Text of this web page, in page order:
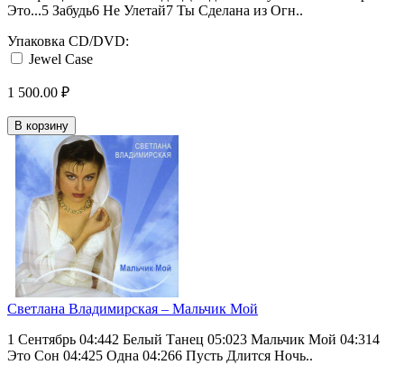
Это...5 Забудь6 Не Улетай7 Ты Сделана из Огн..
Упаковка CD/DVD:
Jewel Case
1 500.00 ₽
В корзину
Светлана Владимирская ‎– Мальчик Мой
1 Сентябрь 04:442 Белый Танец 05:023 Мальчик Мой 04:314
Это Сон 04:425 Одна 04:266 Пусть Длится Ночь..